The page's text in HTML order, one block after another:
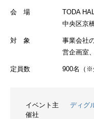
会 場
TODA
中央区京
対 象
事業会社
営企画室
定員数 900名（※
イベント主
催社
ディグ